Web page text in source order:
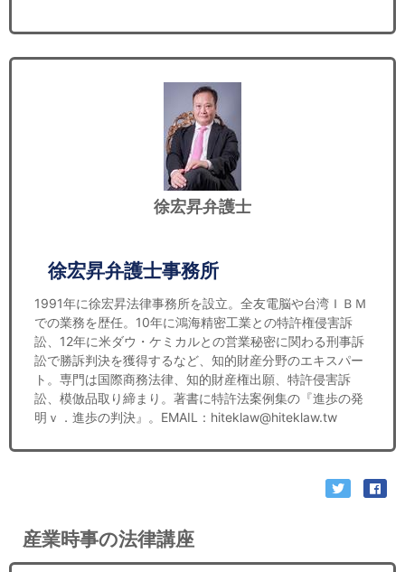
徐宏昇弁護士
徐宏昇弁護士事務所
1991年に徐宏昇法律事務所を設立。全友電脳や台湾ＩＢＭ
での業務を歴任。10年に鴻海精密工業との特許権侵害訴
訟、12年に米ダウ・ケミカルとの営業秘密に関わる刑事訴
訟で勝訴判決を獲得するなど、知的財産分野のエキスパー
ト。専門は国際商務法律、知的財産権出願、特許侵害訴
訟、模倣品取り締まり。著書に特許法案例集の『進歩の発
明ｖ．進歩の判決』。EMAIL：hiteklaw@hiteklaw.tw
産業時事の法律講座